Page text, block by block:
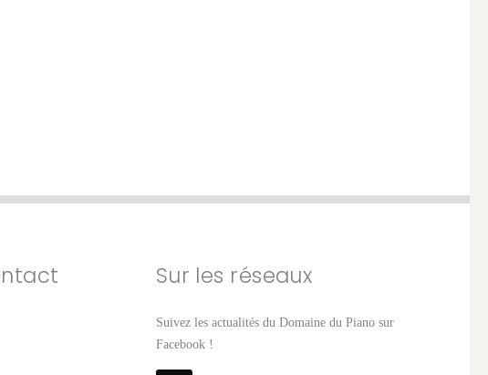
Sur les réseaux
Suivez les actualités du Domaine du Piano sur
Facebook !